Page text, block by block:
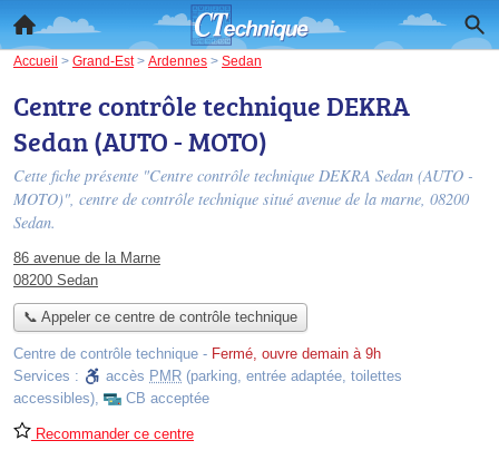
Accueil > Grand-Est> Ardennes > Sedan
Centre contrôle technique DEKRA
Sedan (AUTO - MOTO)
Cette fiche présente "Centre contrôle technique DEKRA Sedan (AUTO -
MOTO)", centre de contrôle technique situé avenue de la marne, 08200
Sedan.
86 avenue de la Marne
08200 Sedan
📞 Appeler ce centre de contrôle technique
Centre de contrôle technique - Fermé, ouvre demain à 9h
Services :
accès PMR (parking, entrée adaptée, toilettes
accessibles), CB acceptée
Recommander ce centre